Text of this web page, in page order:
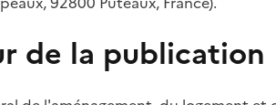
de la publication